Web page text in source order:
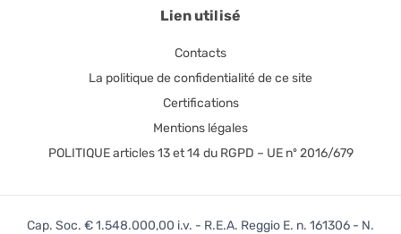
Lien utilisé
Contacts
La politique de confidentialité de ce site
Certifications
Mentions légales
POLITIQUE articles 13 et 14 du RGPD – UE nº 2016/679
Cap. Soc. € 1.548.000,00 i.v. - R.E.A. Reggio E. n. 161306 - N.